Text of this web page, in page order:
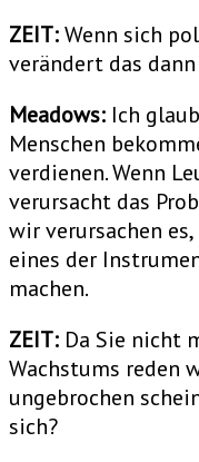
ZEIT:Wenn sich
verändert das
Meadows: Ich
Menschen
verdienen. Wenn
verursacht das
wir verursachen
eines der
machen.
ZEIT: Da Sie nicht
Wachstums reden
ungebrochen
sich?